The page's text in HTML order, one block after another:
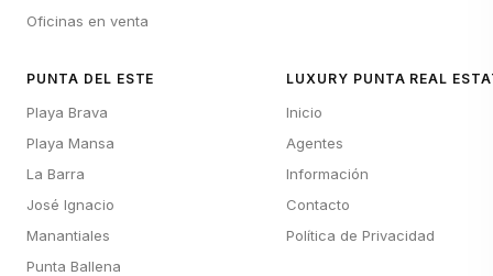
Oficinas en venta
PUNTA DEL ESTE
Playa Brava
Playa Mansa
La Barra
José Ignacio
Manantiales
Punta Ballena
LUXURY PUNTA REAL
Inicio
Agentes
Información
Contacto
Política de Privacidad